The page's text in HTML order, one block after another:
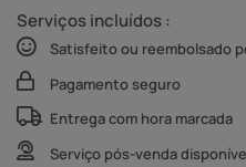
Serviços incluídos :
Satisfeito ou reembolsado
Pagamento seguro
Entrega com hora marcada
Serviço pós-venda